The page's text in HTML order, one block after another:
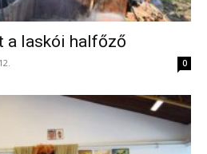
a laskói halfőző
0